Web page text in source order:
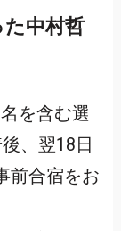
中村哲
を含む選
、翌18日
前合宿をお